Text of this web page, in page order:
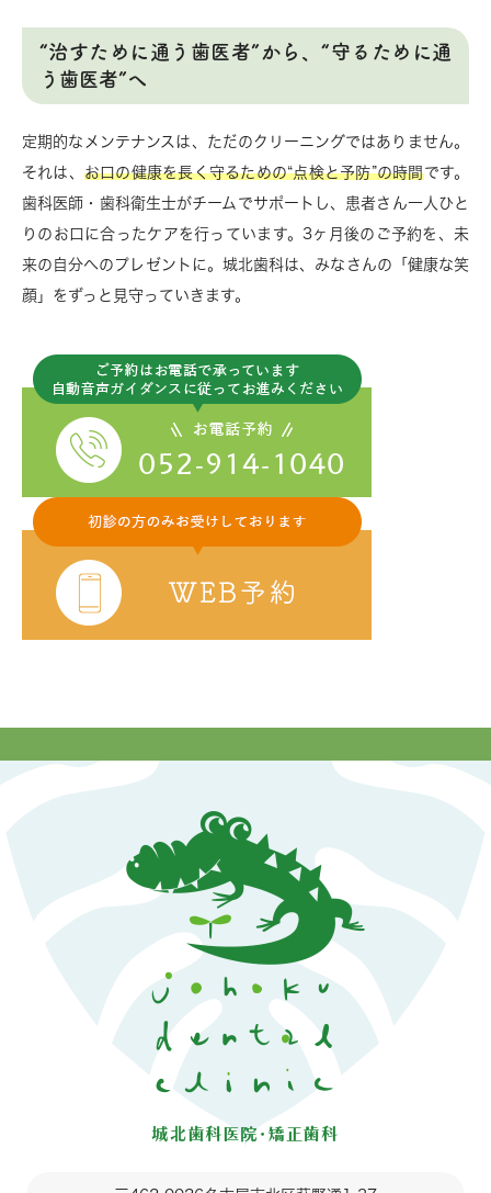
“治すために通う歯医者”から、“守るために通
う歯医者”へ
定期的なメンテナンスは、ただのクリーニングではありません。
それは、 お口の健康を長く守るための“点検と予防”の時間です。
歯科医師・歯科衛生士がチームでサポートし、患者さん一人ひと
りのお口に合ったケアを行っています。3ヶ月後のご予約を、未
来の自分へのプレゼントに。城北歯科は、みなさんの「健康な笑
顔」をずっと見守っていきます。